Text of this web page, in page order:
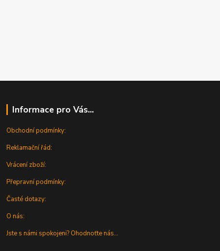
Informace pro Vás...
Obchodní podmínky:
Reklamační řád:
Vrácení zboží:
Přepravní podmínky:
Časté dotazy:
O nás:
Jste s námi spokojeni? Ohodnoťte nás...